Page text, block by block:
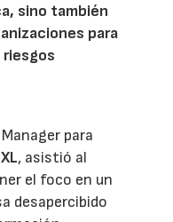
sino también
para
para
, asistió al
el foco en un
desapercibido